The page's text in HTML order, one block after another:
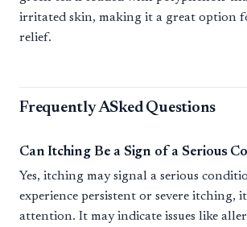
irritated skin, making it a great option
relief.
Frequently ASked Questions
Can Itching Be a Sign of a Serious
Yes, itching may signal a serious
experience persistent or severe itching,
attention. It may indicate issues like